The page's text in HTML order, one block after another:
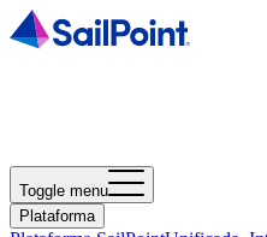
Toggle menu
Plataforma